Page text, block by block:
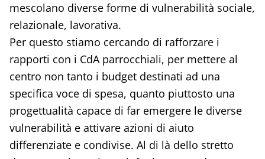
mescolano diverse forme di vulnerabilità sociale,
relazionale, lavorativa.
Per questo stiamo cercando di rafforzare i
rapporti con i CdA parrocchiali, per mettere al
centro non tanto i budget destinati ad una
specifica voce di spesa, quanto piuttosto una
progettualità capace di far emergere le diverse
vulnerabilità e attivare azioni di aiuto
differenziate e condivise. Al di là dello stretto